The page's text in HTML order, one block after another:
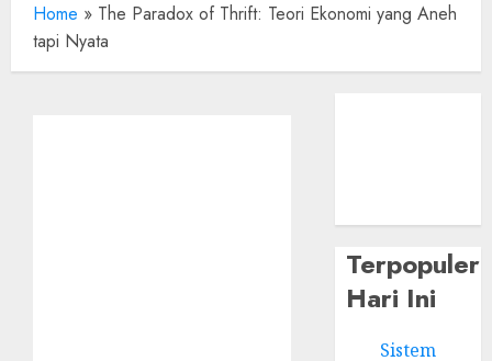
Home » The Paradox of Thrift: Teori Ekonomi yang Aneh
tapi Nyata
Terpopuler
Hari Ini
Sistem